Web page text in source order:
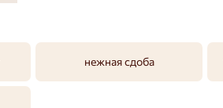
нежная сдоба